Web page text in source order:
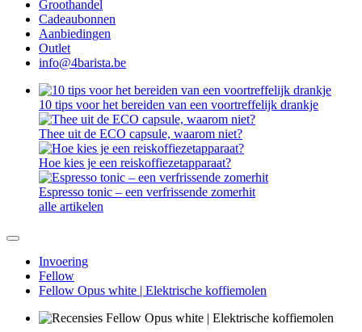
Groothandel
Cadeaubonnen
Aanbiedingen
Outlet
info@4barista.be
10 tips voor het bereiden van een voortreffelijk drankje
Thee uit de ECO capsule, waarom niet?
Hoe kies je een reiskoffiezetapparaat?
Espresso tonic – een verfrissende zomerhit
alle artikelen
Invoering
Fellow
Fellow Opus white | Elektrische koffiemolen